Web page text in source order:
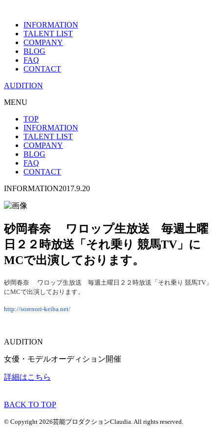
INFORMATION
TALENT LIST
COMPANY
BLOG
FAQ
CONTACT
AUDITION
MENU
TOP
INFORMATION
TALENT LIST
COMPANY
BLOG
FAQ
CONTACT
INFORMATION2017.9.20
砂岡春奈 ワロップ生放送 毎週土曜
日２２時放送「それ乗り 競馬TV」に
MCで出演しております。
砂岡春奈 ワロップ生放送 毎週土曜日２２時放送「それ乗り 競馬TV」
にMCで出演しております。
http://sorenori-keiba.net/
AUDITION
女優・モデルオーディション開催
詳細はこちら
BACK TO TOP
© Copyright 2026芸能プロダクションClaudia. All rights reserved.